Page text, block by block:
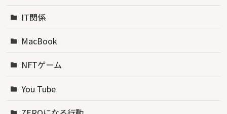
IT関係
MacBook
NFTゲーム
You Tube